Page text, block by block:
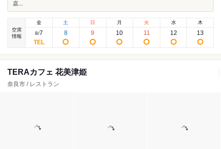
店...
空席
情報
金
8/7
土
8
日
9
月
10
火
11
水
12
木
13
TERAカフェ 花美津姫
奈良市 / レストラン